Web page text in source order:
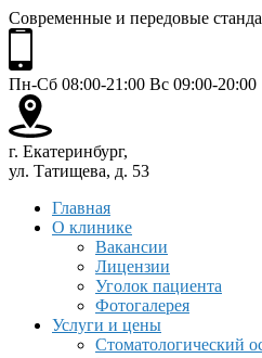
Современные и передовые
Пн-Сб 08:00-21:00 Вс 09:00-20:00
г. Екатеринбург,
ул. Татищева, д. 53
Главная
О клинике
Вакансии
Лицензии
Уголок пациента
Фотогалерея
Услуги и цены
Стоматологический